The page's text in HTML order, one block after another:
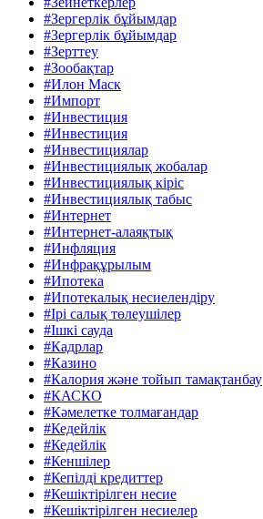
#Зергерлік бұйымдар
#Зергерлік бұйымдар
#Зерттеу
#Зообақтар
#Илон Маск
#Импорт
#Инвестиция
#Инвестиция
#Инвестициялар
#Инвестициялық жобалар
#Инвестициялық кіріс
#Инвестициялық табыс
#Интернет
#Интернет-алаяқтық
#Инфляция
#Инфрақұрылым
#Ипотека
#Ипотекалық несиелендіру
#Ірі салық төлеушілер
#Ішкі сауда
#Кадрлар
#Казино
#Калория және тойып тамақтанбау
#КАСКО
#Кәмелетке толмағандар
#Кедейлік
#Кедейлік
#Кеншілер
#Кепілді кредиттер
#Кешіктірілген несие
#Кешіктірілген несиелер